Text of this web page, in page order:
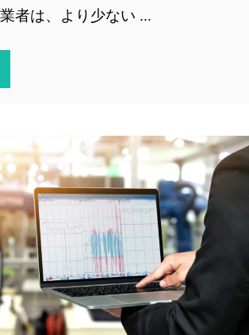
者は、より少ない ...